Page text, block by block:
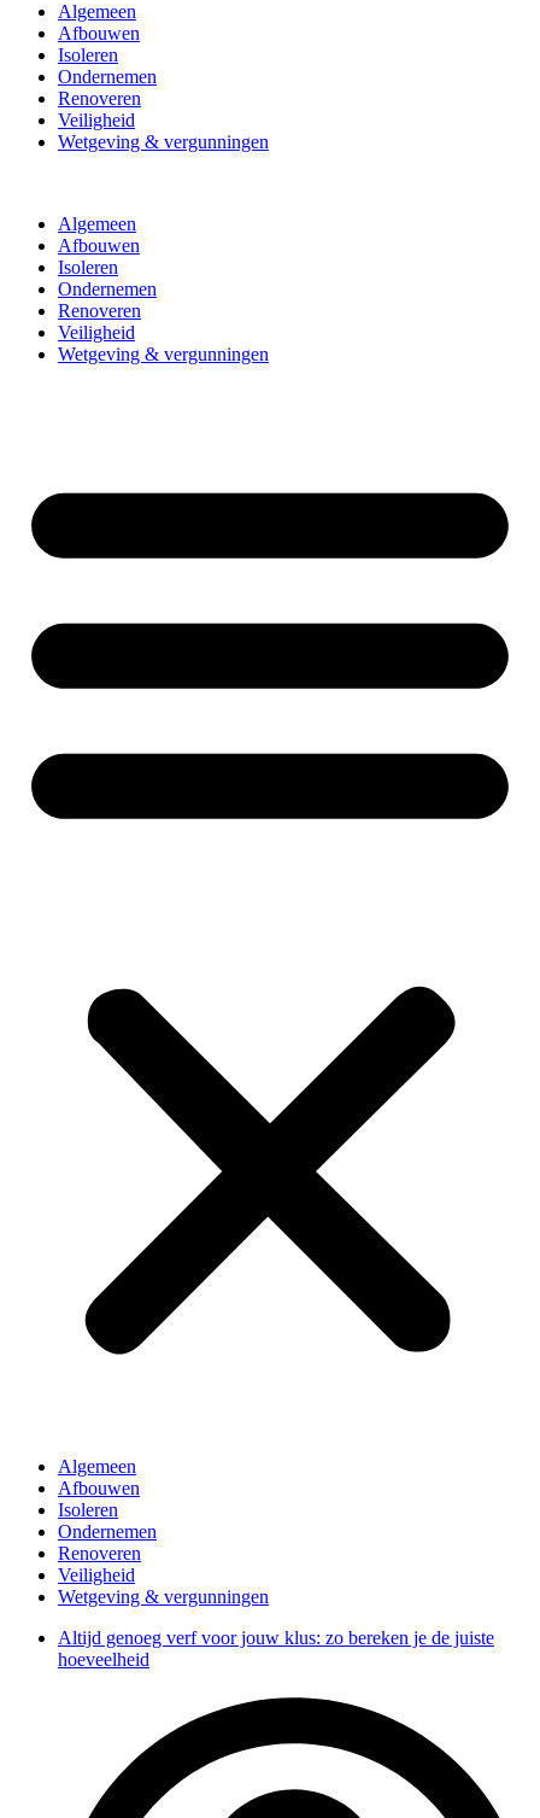
Algemeen
Afbouwen
Isoleren
Ondernemen
Renoveren
Veiligheid
Wetgeving & vergunningen
Algemeen
Afbouwen
Isoleren
Ondernemen
Renoveren
Veiligheid
Wetgeving & vergunningen
Algemeen
Afbouwen
Isoleren
Ondernemen
Renoveren
Veiligheid
Wetgeving & vergunningen
Altijd genoeg verf voor jouw klus: zo bereken je de juiste
hoeveelheid